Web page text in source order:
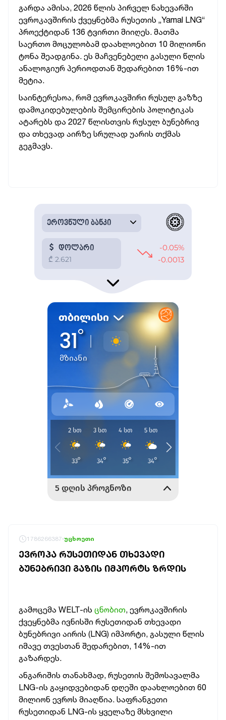
გარდა ამისა, 2026 წლის პირველ ნახევარში
ევროკავშირის ქვეყნებმა რუსეთის „Yamal LNG“
პროექტიდან 136 ტვირთი მიიღეს. მათმა
საერთო მოცულობამ დაახლოებით 10 მილიონი
ტონა შეადგინა. ეს მაჩვენებელი გასული წლის
ანალოგიურ პერიოდთან შედარებით 16%-ით
მეტია.
საინტერესოა, რომ ევროკავშირი რუსულ გაზზე
დამოკიდებულების შემცირების პოლიტიკას
ატარებს და 2027 წლისთვის რუსულ ბუნებრივ
და თხევად აირზე სრულად უარის თქმას
გეგმავს.
1786266387 უცხოეთი
ᲔᲕᲠᲝᲞᲐ ᲠᲣᲡᲔᲗᲘᲓᲐᲜ ᲗᲮᲔᲕᲐᲓᲘ
ᲑᲣᲜᲔᲑᲠᲘᲕᲘ ᲒᲐᲖᲘᲡ ᲘᲛᲞᲝᲠᲢᲡ ᲖᲠᲓᲘᲡ
გამოცემა WELT-ის ცნობით, ევროკავშირის
ქვეყნებმა ივნისში რუსეთიდან თხევადი
ბუნებრივი აირის (LNG) იმპორტი, გასული წლის
იმავე თვესთან შედარებით, 14%-ით
გაზარდეს.
ანგარიშის თანახმად, რუსეთის შემოსავალმა
LNG-ის გაყიდვებიდან დღეში დაახლოებით 60
მილიონ ევროს მიაღწია. საფრანგეთი
რუსეთიდან LNG-ის ყველაზე მსხვილი